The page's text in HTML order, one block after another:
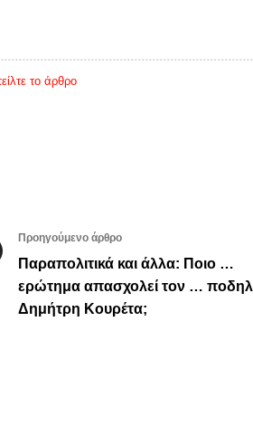
το άρθρο
Προηγούμενο άρθρο
Παραπολιτικά και άλλα: Ποιο …
ερώτημα απασχολεί τον …
Δημήτρη Κουρέτα;